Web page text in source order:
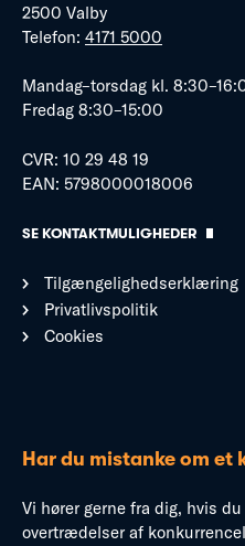
2500 Valby
Telefon: 4171 5000
Mandag–torsdag kl.
Fredag 8:30–15:00
CVR: 10 29 48 19
EAN: 5798000018006
SE KONTAKTMULIGHEDER
Tilgængelighedserklæring
Privatlivspolitik
Cookies
Har du mistanke om et
Vi hører gerne fra dig, hvis
overtrædelser af